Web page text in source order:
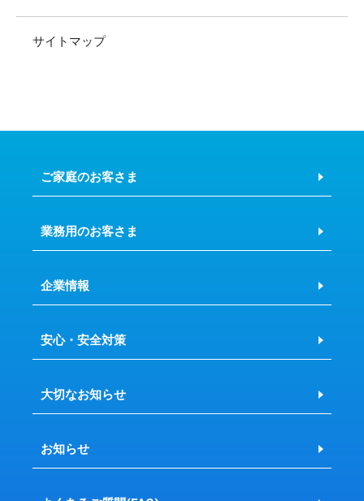
サイトマップ
ご家庭のお客さま
業務用のお客さま
企業情報
安心・安全対策
大切なお知らせ
お知らせ